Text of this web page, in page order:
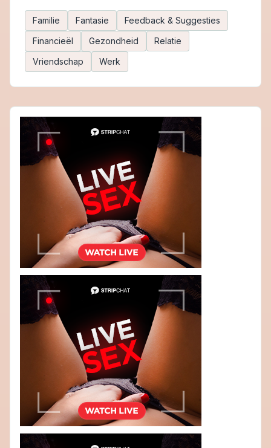
Familie Fantasie
Feedback & Suggesties
Financieël
Gezondheid
Relatie
Vriendschap
Werk